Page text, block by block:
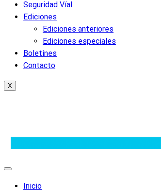
Seguridad Víal
Ediciones
Ediciones anteriores
Ediciones especiales
Boletines
Contacto
X
Inicio